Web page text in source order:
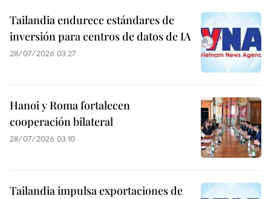
Tailandia endurece estándares de
inversión para centros de datos de IA
28/07/2026 03:27
Hanoi y Roma fortalecen
cooperación bilateral
28/07/2026 03:10
Tailandia impulsa exportaciones de